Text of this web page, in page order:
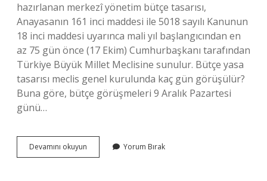
hazırlanan merkezî yönetim bütçe tasarısı,
Anayasanın 161 inci maddesi ile 5018 sayılı Kanunun
18 inci maddesi uyarınca mali yıl başlangıcından en
az 75 gün önce (17 Ekim) Cumhurbaşkanı tarafından
Türkiye Büyük Millet Meclisine sunulur. Bütçe yasa
tasarısı meclis genel kurulunda kaç gün görüşülür?
Buna göre, bütçe görüşmeleri 9 Aralık Pazartesi
günü…
Devamını okuyun
Ne
Yorum Bırak